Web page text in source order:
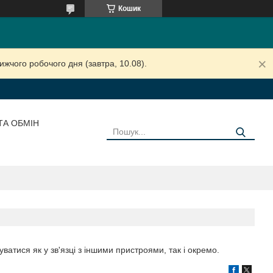
Кошик
робочого дня (завтра, 10.08).
ОБМІН
як у зв'язці з іншими пристроями, так і окремо.